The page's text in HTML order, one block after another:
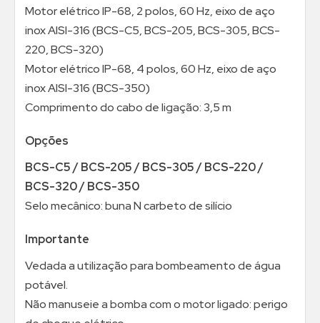
Motor elétrico IP-68, 2 polos, 60 Hz, eixo de aço
inox AISI-316 (BCS-C5, BCS-205, BCS-305, BCS-
220, BCS-320)
Motor elétrico IP-68, 4 polos, 60 Hz, eixo de aço
inox AISI-316 (BCS-350)
Comprimento do cabo de ligação: 3,5 m
Opções
BCS-C5 / BCS-205 / BCS-305 / BCS-220 /
BCS-320 / BCS-350
Selo mecânico: buna N carbeto de silício
Importante
Vedada a utilização para bombeamento de água
potável.
Não manuseie a bomba com o motor ligado: perigo